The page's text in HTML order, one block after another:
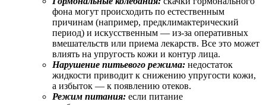
фона могут происходить по естественным
причинам (например, предклимактерический
период) и искусственным — из-за оперативных
вмешательств или приема лекарств. Все это может
влиять на упругость кожи и контур лица.
Нарушение питьевого режима: недостаток
жидкости приводит к снижению упругости кожи,
а избыток — к появлению отеков.
Режим питания: если питание